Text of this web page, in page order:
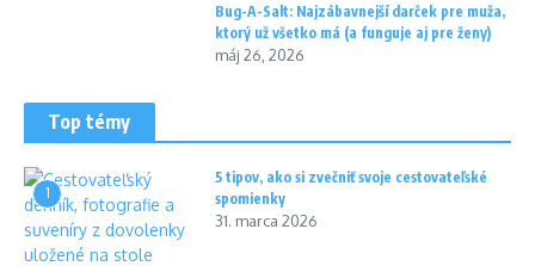
Bug-A-Salt: Najzábavnejší darček pre muža,
ktorý už všetko má (a funguje aj pre ženy)
máj 26, 2026
Top témy
1
5 tipov, ako si zvečniť svoje cestovateľské
spomienky
31. marca 2026